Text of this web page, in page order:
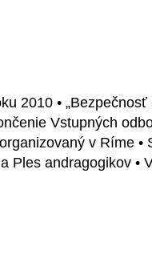
2010 •
Vstupných
v Ríme •
Ples andragogikov •